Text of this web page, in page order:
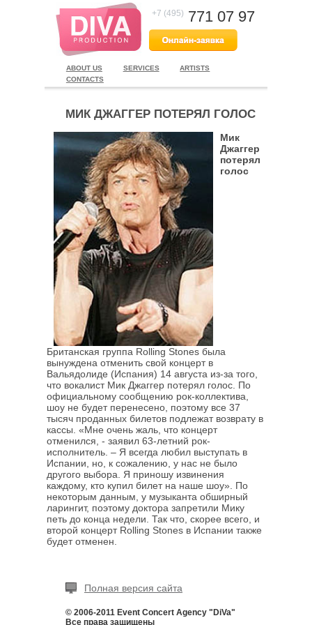
+7 (495) 771 07 97
ABOUT US SERVICES
ARTISTS
CONTACTS
МИК ДЖАГГЕР ПОТЕРЯЛ ГОЛОС
Мик
Джаггер
потерял
голос
Британская группа Rolling Stones была
вынуждена отменить свой концерт в
Вальядолиде (Испания) 14 августа из-за того,
что вокалист Мик Джаггер потерял голос. По
официальному сообщению рок-коллектива,
шоу не будет перенесено, поэтому все 37
тысяч проданных билетов подлежат возврату в
кассы. «Мне очень жаль, что концерт
отменился, - заявил 63-летний рок-
исполнитель. – Я всегда любил выступать в
Испании, но, к сожалению, у нас не было
другого выбора. Я приношу извинения
каждому, кто купил билет на наше шоу». По
некоторым данным, у музыканта обширный
ларингит, поэтому доктора запретили Мику
петь до конца недели. Так что, скорее всего, и
второй концерт Rolling Stones в Испании также
будет отменен.
Полная версия сайта
© 2006-2011 Event Concert Agency "DiVa"
Все права защищены